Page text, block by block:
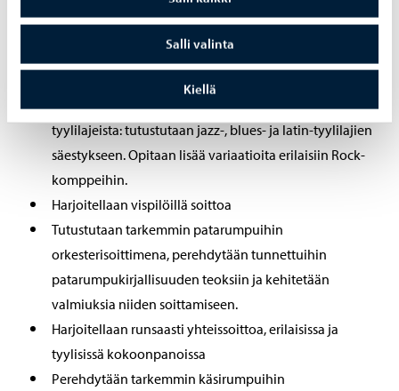
Salli valinta
Kiellä
Kehitetään perustekniikkaa rumpusetin soitossa:
tehdään haastavampia motorisia harjoitteita, luodaan
Syvennetään tuntemusta rytmimusiikin eri
tyylilajeista: tutustutaan jazz-, blues- ja latin-tyylilajien
säestykseen. Opitaan lisää variaatioita erilaisiin Rock-
komppeihin.
Harjoitellaan vispilöillä soittoa
Tutustutaan tarkemmin patarumpuihin
orkesterisoittimena, perehdytään tunnettuihin
patarumpukirjallisuuden teoksiin ja kehitetään
valmiuksia niiden soittamiseen.
Harjoitellaan runsaasti yhteissoittoa, erilaisissa ja
tyylisissä kokoonpanoissa
Perehdytään tarkemmin käsirumpuihin